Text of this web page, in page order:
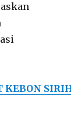
KEBON